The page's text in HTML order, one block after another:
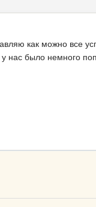
как можно все
нас было немного